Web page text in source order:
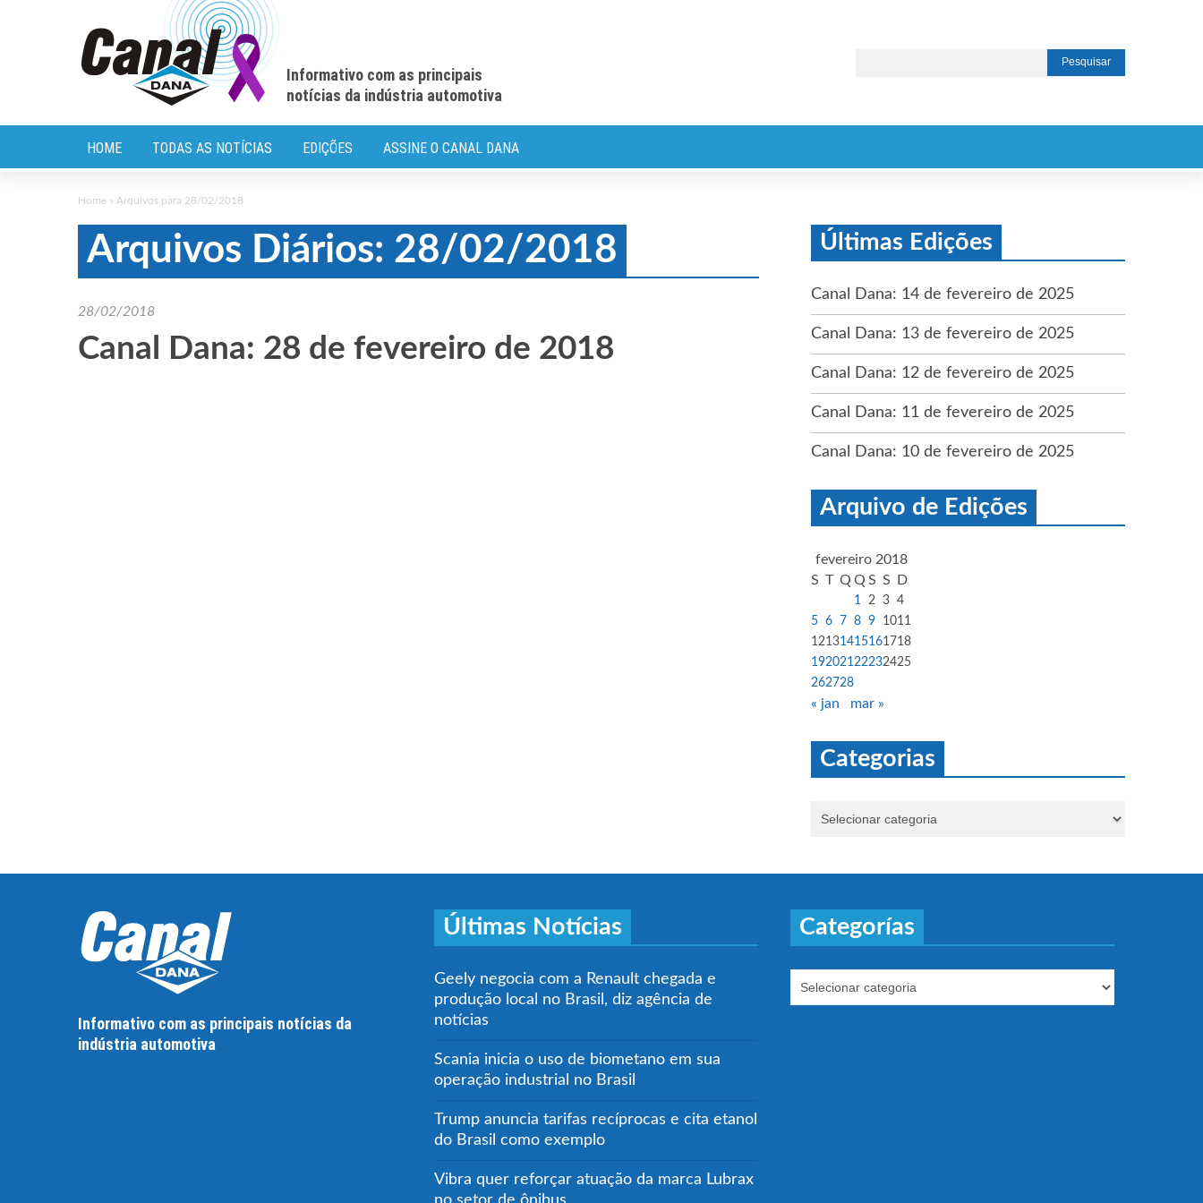
Informativo com as principais
notícias da indústria automotiva
HOME TODAS AS NOTÍCIAS EDIÇÕES ASSINE O CANAL DANA
Home » Arquivos para 28/02/2018
Arquivos Diários: 28/02/2018
28/02/2018
Canal Dana: 28 de fevereiro de 2018
Últimas Edições
Canal Dana: 14 de fevereiro de 2025
Canal Dana: 13 de fevereiro de 2025
Canal Dana: 12 de fevereiro de 2025
Canal Dana: 11 de fevereiro de 2025
Canal Dana: 10 de fevereiro de 2025
Arquivo de Edições
fevereiro 2018
S T Q Q S S D
1 2 3 4
5 6 7 8 9 1011
12131415161718
19202122232425
262728
« jan mar »
Categorias
Informativo com as principais notícias da
indústria automotiva
Últimas Notícias
Geely negocia com a Renault chegada e
produção local no Brasil, diz agência de
notícias
Scania inicia o uso de biometano em sua
operação industrial no Brasil
Trump anuncia tarifas recíprocas e cita etanol
do Brasil como exemplo
Vibra quer reforçar atuação da marca Lubrax
Categorías